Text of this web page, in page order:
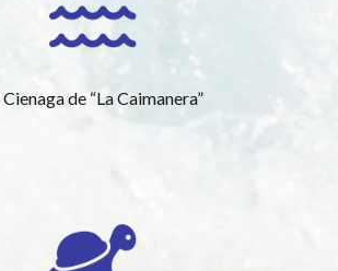
Cienaga de “La Caimanera”